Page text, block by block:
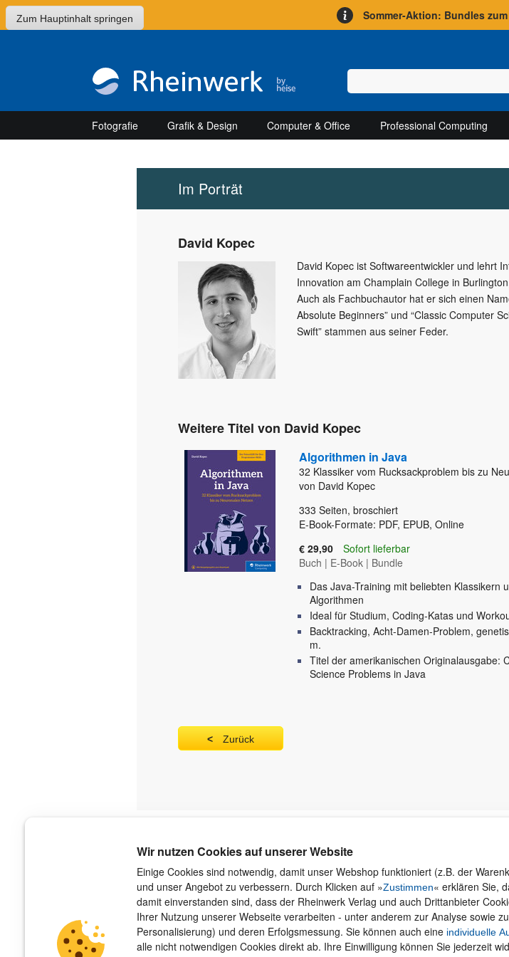
Wir nutzen Cookies auf unserer Website
Einige Cookies sind notwendig, damit unser Webshop funktioniert (z.B. der
und unser Angebot zu verbessern. Durch Klicken auf »Zustimmen« erklären Sie,
damit einverstanden sind, dass der Rheinwerk Verlag und auch Drittanbieter
Ihrer Nutzung unserer Webseite verarbeiten - unter anderem zur Analyse sowie
Personalisierung) und deren Erfolgsmessung. Sie können auch eine individuelle
alle nicht notwendigen Cookies direkt ab. Ihre Einwilligung können Sie jederzeit
Zum Hauptinhalt springen Sommer-Aktion: Bundles
Fotografie Grafik & Design Computer & Office Professional Computing
Im Porträt
David Kopec
David Kopec ist Softwareentwickler und lehrt
Innovation am Champlain College in
Auch als Fachbuchautor hat er sich einen
Absolute Beginners” und “Classic Computer
Swift” stammen aus seiner Feder.
Weitere Titel von David Kopec
Algorithmen in Java
32 Klassiker vom Rucksackproblem bis zu
von David Kopec
333 Seiten, broschiert
E-Book-Formate: PDF, EPUB, Online
€ 29,90
Sofort lieferbar
Buch | E-Book | Bundle
Das Java-Training mit beliebten Klassikern
Algorithmen
Ideal für Studium, Coding-Katas und
Backtracking, Acht-Damen-Problem,
m.
Titel der amerikanischen Originalausgabe:
Science Problems in Java
Zurück
Über uns
Der Verlag
Das Team
Unsere Autorinnen und Autoren
Jobs
Barrierefreiheit
Kontakt
Newsletter
Für Unternehmen
Presseservice
Dozentenservice
Produktfeedback
Versand
AGB